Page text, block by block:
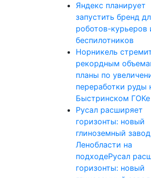
Яндекс планирует
запустить бренд
роботов-курьеров
беспилотников
Норникель
рекордным
планы по
переработки руды
Быстринском ГОКе
Русал расширяет
горизонты: новый
глиноземный
Ленобласти на
подходеРусал
горизонты: новый